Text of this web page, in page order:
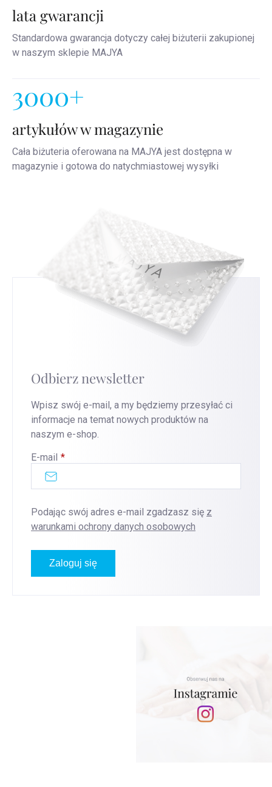
lata gwarancji
Standardowa gwarancja dotyczy całej biżuterii zakupionej
w naszym sklepie MAJYA
3000+
artykułów w magazynie
Cała biżuteria oferowana na MAJYA jest dostępna w
magazynie i gotowa do natychmiastowej wysyłki
Odbierz newsletter
Wpisz swój e-mail, a my będziemy przesyłać ci
informacje na temat nowych produktów na
naszym e-shop.
E-mail
Podając swój adres e-mail zgadzasz się z
warunkami ochrony danych osobowych
Zaloguj się